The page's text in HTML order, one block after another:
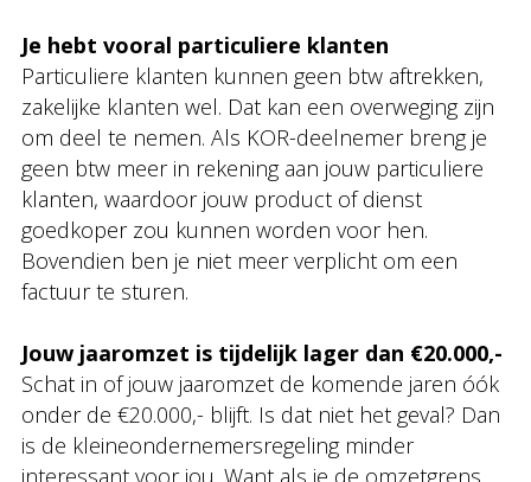
Je hebt vooral particuliere klanten
Particuliere klanten kunnen geen btw aftrekken,
zakelijke klanten wel. Dat kan een overweging zijn
om deel te nemen. Als KOR-deelnemer breng je
geen btw meer in rekening aan jouw particuliere
klanten, waardoor jouw product of dienst
goedkoper zou kunnen worden voor hen.
Bovendien ben je niet meer verplicht om een
factuur te sturen.
Jouw jaaromzet is tijdelijk lager dan €20.000,-
Schat in of jouw jaaromzet de komende jaren óók
onder de €20.000,- blijft. Is dat niet het geval? Dan
is de kleineondernemersregeling minder